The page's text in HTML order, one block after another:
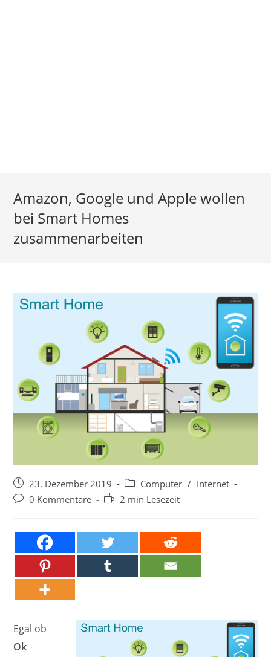
Amazon, Google und Apple wollen
bei Smart Homes
zusammenarbeiten
Beitrag
veröffentlicht:
23. Dezember 2019
Beitrags-
Kategorie:
Computer / Internet
Beitrags-
0 Kommentare Lesedauer:
2 min Lesezeit
Egal ob
Ok